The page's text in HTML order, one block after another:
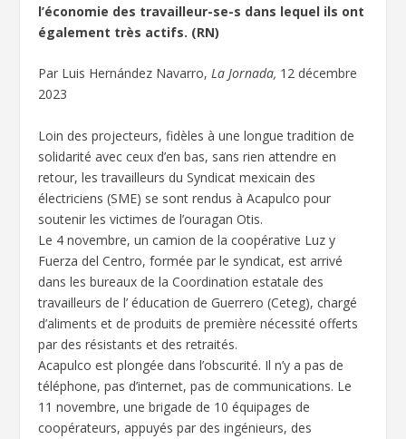
l’économie des travailleur-se-s dans lequel ils ont
également très actifs. (RN)
Par Luis Hernández Navarro,La Jornada, 12 décembre
2023
Loin des projecteurs, fidèles à une longue tradition de
solidarité avec ceux d’en bas, sans rien attendre en
retour, les travailleurs du Syndicat mexicain des
électriciens (SME) se sont rendus à Acapulco pour
soutenir les victimes de l’ouragan Otis.
Le 4 novembre, un camion de la coopérative Luz y
Fuerza del Centro, formée par le syndicat, est arrivé
dans les bureaux de la Coordination estatale des
travailleurs de l’ éducation de Guerrero (Ceteg), chargé
d’aliments et de produits de première nécessité offerts
par des résistants et des retraités.
Acapulco est plongée dans l’obscurité. Il n’y a pas de
téléphone, pas d’internet, pas de communications. Le
11 novembre, une brigade de 10 équipages de
coopérateurs, appuyés par des ingénieurs, des